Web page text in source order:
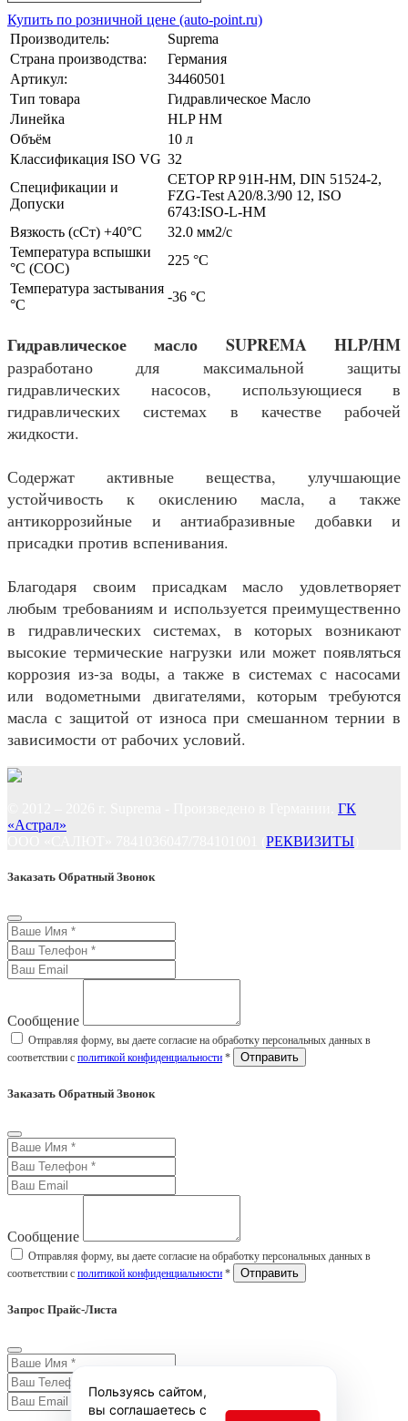
Купить по розничной цене (auto-point.ru)
Производитель:
Suprema
Страна производства:
Германия
Артикул:
34460501
Тип товара
Гидравлическое Масло
Линейка
HLP HM
Объём
10 л
Классификация ISO VG 32
Спецификации и
Допуски
CETOP RP 91H-HM, DIN 51524-2,
FZG-Test A20/8.3/90 12, ISO
6743:ISO-L-HM
Вязкость (сСт) +40°С
32.0 мм2/с
Температура вспышки
°С (СОС)
225 °C
Температура застывания
°С
-36 °С
Гидравлическое масло SUPREMA HLP/HM
разработано для максимальной защиты
гидравлических насосов, использующиеся в
гидравлических системах в качестве рабочей
жидкости.
Содержат активные вещества, улучшающие
устойчивость к окислению масла, а также
антикоррозийные и антиабразивные добавки и
присадки против вспенивания.
Благодаря своим присадкам масло удовлетворяет
любым требованиям и используется преимущественно
в гидравлических системах, в которых возникают
высокие термические нагрузки или может появляться
коррозия из-за воды, а также в системах с насосами
или водометными двигателями, которым требуются
масла с защитой от износа при смешанном тернии в
зависимости от рабочих условий.
ГК
«Астрал»
РЕКВИЗИТЫ
Заказать Обратный Звонок
Сообщение
Отправляя форму, вы даете согласие на обработку персональных данных в
соответствии с политикой конфиденциальности *
Заказать Обратный Звонок
Сообщение
Отправляя форму, вы даете согласие на обработку персональных данных в
соответствии с политикой конфиденциальности *
Запрос Прайс-Листа
Пользуясь сайтом,
вы соглашаетесь с